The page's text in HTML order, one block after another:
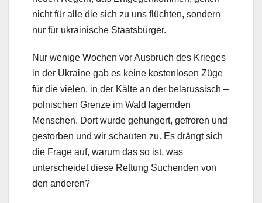
nicht für alle die sich zu uns flüchten, sondern
nur für ukrainische Staatsbürger.
Nur wenige Wochen vor Ausbruch des Krieges
in der Ukraine gab es keine kostenlosen Züge
für die vielen, in der Kälte an der belarussisch –
polnischen Grenze im Wald lagernden
Menschen. Dort wurde gehungert, gefroren und
gestorben und wir schauten zu. Es drängt sich
die Frage auf, warum das so ist, was
unterscheidet diese Rettung Suchenden von
den anderen?